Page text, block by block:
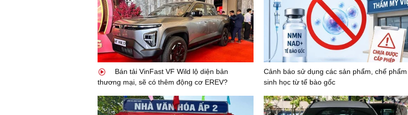
Bán tải VinFast VF Wild lộ diện bản
thương mại, sẽ có thêm động cơ EREV?
Cảnh báo sử dụng các sản phẩm, chế phẩm
sinh học từ tế bào gốc